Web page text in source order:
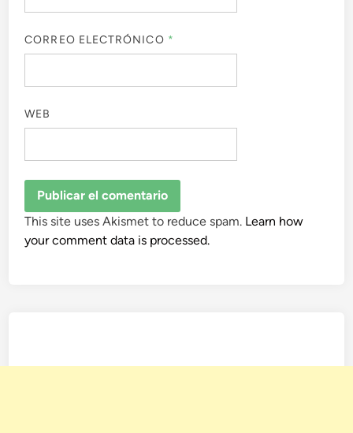
CORREO ELECTRÓNICO *
WEB
This site uses Akismet to reduce spam. Learn how
your comment data is processed.